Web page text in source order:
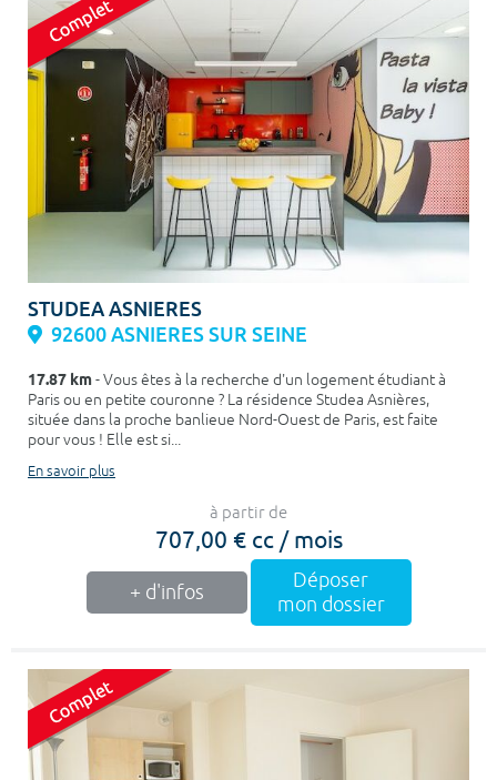
m²
Type de location
Colocation
Votre date d'entrée
STUDEA ASNIERES
92600 ASNIERES SUR SEINE
17.87 km- Vous êtes à la recherche d'un logement étudiant à
Paris ou en petite couronne ? La résidence Studea Asnières,
située dans la proche banlieue Nord-Ouest de Paris, est faite
pour vous ! Elle est si...
En savoir plus
à partir de
707,00 € cc / mois
+ d'infos
Déposer
mon dossier